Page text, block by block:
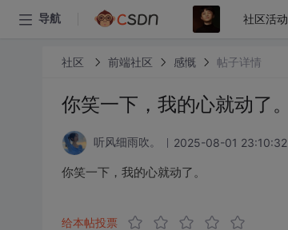
导航 社区活动
社区 前端社区 感慨 帖子详情
你笑一下，我的心就动了。
听风细雨吹。 2025-08-01 23:10:32
你笑一下，我的心就动了。
给本帖投票